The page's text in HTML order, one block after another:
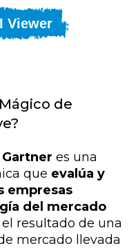
Viewer
de
es una
que evalúa y
empresas
del mercado
resultado de una
mercado llevada